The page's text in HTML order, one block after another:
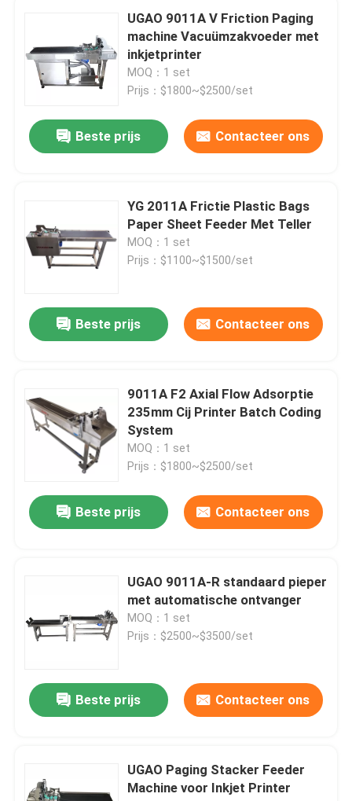
Producten
Video's
Over ons
Kwaliteitscontrole
Nieuws
Vraag een offerte
Frictiepapiervoeder
Paging machine
Vervoermachine voor inkjetprinter
Bottom Coding Conveyor
UGAO 9011A V Friction Paging
machine Vacuümzakvoeder met
inkjetprinter
MOQ：1 set
Prijs：$1800~$2500/set
Beste prijs Contacteer ons
YG 2011A Frictie Plastic Bags
Paper Sheet Feeder Met Teller
MOQ：1 set
Prijs：$1100~$1500/set
Beste prijs Contacteer ons
9011A F2 Axial Flow Adsorptie
235mm Cij Printer Batch Coding
System
MOQ：1 set
Prijs：$1800~$2500/set
Beste prijs Contacteer ons
UGAO 9011A-R standaard pieper
met automatische ontvanger
MOQ：1 set
Prijs：$2500~$3500/set
Beste prijs Contacteer ons
UGAO Paging Stacker Feeder
Machine voor Inkjet Printer